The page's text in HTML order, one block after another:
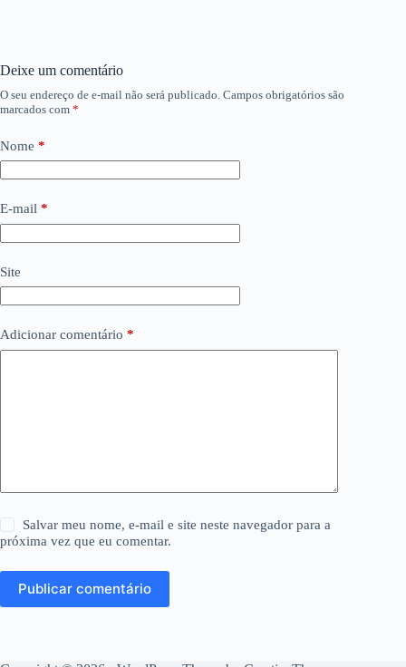
Deixe um comentário
O seu endereço de e-mail não será publicado. Campos obrigatórios são
marcados com *
Nome *
E-mail *
Site
Adicionar comentário *
Salvar meu nome, e-mail e site neste navegador para a
próxima vez que eu comentar.
Publicar comentário